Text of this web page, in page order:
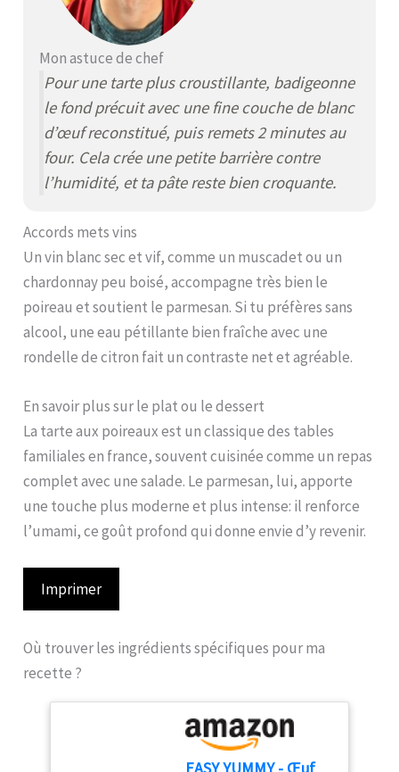
Mon astuce de chef
Pour une tarte plus croustillante, badigeonne
le fond précuit avec une fine couche de blanc
d’œuf reconstitué, puis remets 2 minutes au
four. Cela crée une petite barrière contre
l’humidité, et ta pâte reste bien croquante.
Accords mets vins
Un vin blanc sec et vif, comme un muscadet ou un
chardonnay peu boisé, accompagne très bien le
poireau et soutient le parmesan. Si tu préfères sans
alcool, une eau pétillante bien fraîche avec une
rondelle de citron fait un contraste net et agréable.
En savoir plus sur le plat ou le dessert
La tarte aux poireaux est un classique des tables
familiales en france, souvent cuisinée comme un repas
complet avec une salade. Le parmesan, lui, apporte
une touche plus moderne et plus intense: il renforce
l’umami, ce goût profond qui donne envie d’y revenir.
Imprimer
Où trouver les ingrédients spécifiques pour ma
recette ?
EASY YUMMY - Œuf